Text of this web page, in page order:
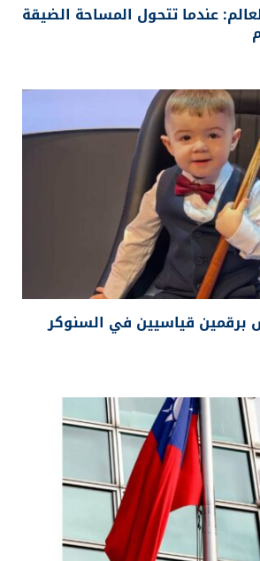
عندما تتحول المساحة الضيقة
قياسيين في السنوكر